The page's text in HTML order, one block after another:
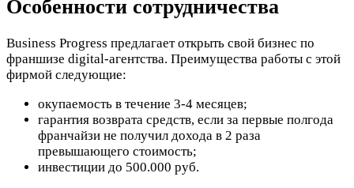
Особенности сотрудничества
Business Progress предлагает открыть свой бизнес по
франшизе digital-агентства. Преимущества работы с этой
фирмой следующие:
окупаемость в течение 3-4 месяцев;
гарантия возврата средств, если за первые полгода
франчайзи не получил дохода в 2 раза
превышающего стоимость;
инвестиции до 500.000 руб.